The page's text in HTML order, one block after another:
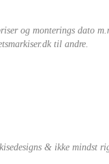
og monterings dato
til andre.
& ikke mindst